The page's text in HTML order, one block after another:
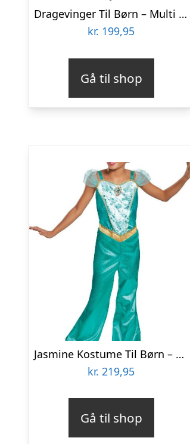
Dragevinger Til Børn – Multi – Mimi & Lula
kr. 199,95
Gå til shop
Jasmine Kostume Til Børn – Aladdin – 128 Cm
kr. 219,95
Gå til shop